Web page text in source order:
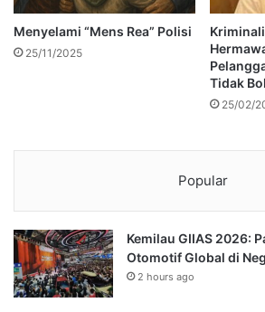
Menyelami “Mens Rea” Polisi
25/11/2025
Tidak
25/02/
Popular
Kemilau GIIAS 2026:
Otomotif Global di
2 hours ago